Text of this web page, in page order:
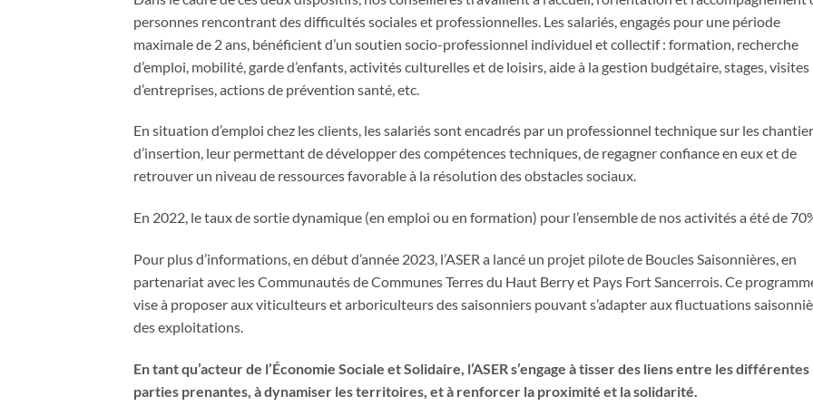
personnes rencontrant des difficultés sociales et professionnelles. Les salariés, engagés pour une période
maximale de 2 ans, bénéficient d’un soutien socio-professionnel individuel et collectif : formation, recherche
d’emploi, mobilité, garde d’enfants, activités culturelles et de loisirs, aide à la gestion budgétaire, stages, visites
d’entreprises, actions de prévention santé, etc.
En situation d’emploi chez les clients, les salariés sont encadrés par un professionnel technique sur les
d’insertion, leur permettant de développer des compétences techniques, de regagner confiance en eux et de
retrouver un niveau de ressources favorable à la résolution des obstacles sociaux.
En 2022, le taux de sortie dynamique (en emploi ou en formation) pour l’ensemble de nos activités a été de
Pour plus d’informations, en début d’année 2023, l’ASER a lancé un projet pilote de Boucles Saisonnières, en
partenariat avec les Communautés de Communes Terres du Haut Berry et Pays Fort Sancerrois. Ce
vise à proposer aux viticulteurs et arboriculteurs des saisonniers pouvant s’adapter aux fluctuations
des exploitations.
En tant qu’acteur de l’Économie Sociale et Solidaire, l’ASER s’engage à tisser des liens entre les différentes
parties prenantes, à dynamiser les territoires, et à renforcer la proximité et la solidarité.